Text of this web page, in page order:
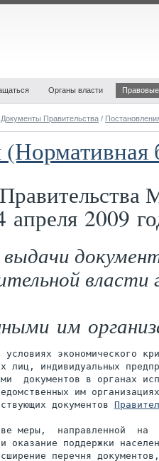
Органы власти
Документы Правительства /
2009
власти
им
условиях экономического
лиц, индивидуальных
им
документов
меры,  направленной  на
оказание поддержки
перечня